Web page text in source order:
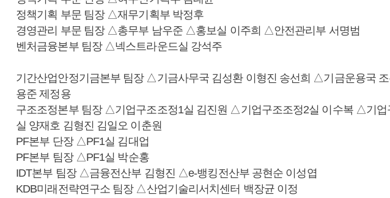
정책기획 부문 팀장 △재무기획부 박정후
경영관리 부문 팀장 △총무부 남우준 △홍보실 이주희 △안전관리부 서명범
벤처금융본부 팀장 △넥스트라운드실 강석주
기간산업안정기금본부 팀장 △기금사무국 김성환 이형진 송선희 △기금운용국 조
용준 제정용
구조조정본부 팀장 △기업구조조정1실 김진원 △기업구조조정2실 이수복 △기업
실 양재호 김형진 김일오 이춘원
PF본부 단장 △PF1실 김대업
PF본부 팀장 △PF1실 박순홍
IDT본부 팀장 △금융전산부 김형진 △e-뱅킹전산부 공현순 이성엽
KDB미래전략연구소 팀장 △산업기술리서치센터 백장균 이정